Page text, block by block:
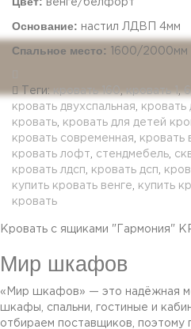
венге/белфорт
Основание: настил ЛДВП 4мм
Спальное место: 1600/2000мм
Теги:кровать 160,кровать 1,6
кровать двухспальная
кровать
кровать
кровать для детей
кровать современная
кровать
кровать лофт
стендмебель
кровать лдсп
кровать дсп
купить кровать венге
купить
кровать
Кровать с ящиками "Гармония"
Мир шкафов
«Мир шкафов» — это надёжная
шкафы, спальни, гостиные и
отбираем поставщиков, поэтому